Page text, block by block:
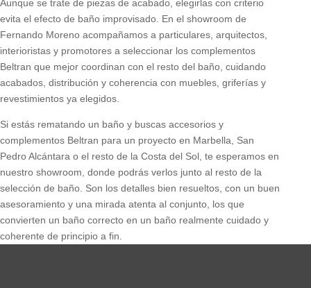
Aunque se trate de piezas de acabado, elegirlas con criterio
evita el efecto de baño improvisado. En el showroom de
Fernando Moreno acompañamos a particulares, arquitectos,
interioristas y promotores a seleccionar los complementos
Beltran que mejor coordinan con el resto del baño, cuidando
acabados, distribución y coherencia con muebles, griferías y
revestimientos ya elegidos.
Si estás rematando un baño y buscas accesorios y
complementos Beltran para un proyecto en Marbella, San
Pedro Alcántara o el resto de la Costa del Sol, te esperamos en
nuestro showroom, donde podrás verlos junto al resto de la
selección de baño. Son los detalles bien resueltos, con un buen
asesoramiento y una mirada atenta al conjunto, los que
convierten un baño correcto en un baño realmente cuidado y
coherente de principio a fin.